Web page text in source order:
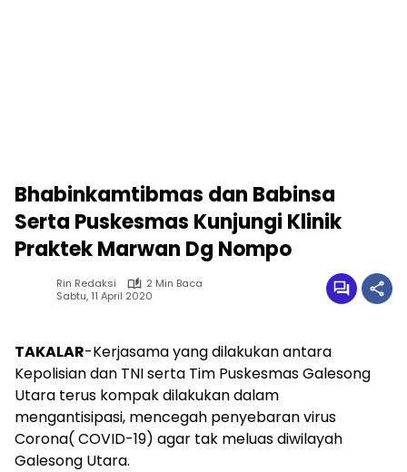
Bhabinkamtibmas dan Babinsa
Serta Puskesmas Kunjungi Klinik
Praktek Marwan Dg Nompo
Rin Redaksi
2 Min Baca
Sabtu, 11 April 2020
TAKALAR-Kerjasama yang dilakukan antara
Kepolisian dan TNI serta Tim Puskesmas Galesong
Utara terus kompak dilakukan dalam
mengantisipasi, mencegah penyebaran virus
Corona( COVID-19) agar tak meluas diwilayah
Galesong Utara.